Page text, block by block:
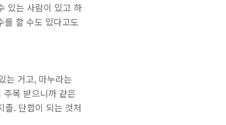
있는 사람이 있고 하
를 할 수도 있다고도
는 거고, 마누라는
목 받으니까 같은
졸. 단합이 되는 것처